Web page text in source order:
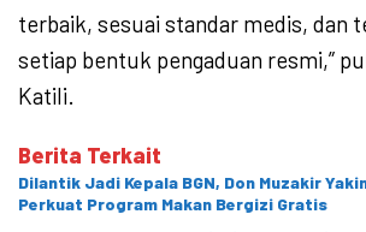
terbaik, sesuai standar medis, dan
setiap bentuk pengaduan resmi,”
Katili.
Berita Terkait
Dilantik Jadi Kepala BGN, Don Muzakir
Perkuat Program Makan Bergizi Gratis